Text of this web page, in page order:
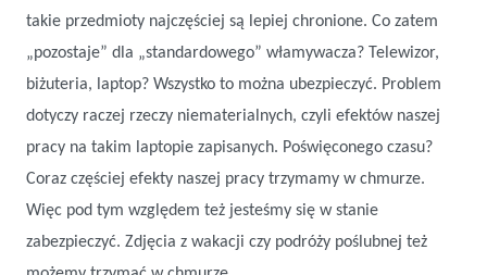
takie przedmioty najczęściej są lepiej chronione. Co zatem
„pozostaje” dla „standardowego” włamywacza? Telewizor,
biżuteria, laptop? Wszystko to można ubezpieczyć. Problem
dotyczy raczej rzeczy niematerialnych, czyli efektów naszej
pracy na takim laptopie zapisanych. Poświęconego czasu?
Coraz częściej efekty naszej pracy trzymamy w chmurze.
Więc pod tym względem też jesteśmy się w stanie
zabezpieczyć. Zdjęcia z wakacji czy podróży poślubnej też